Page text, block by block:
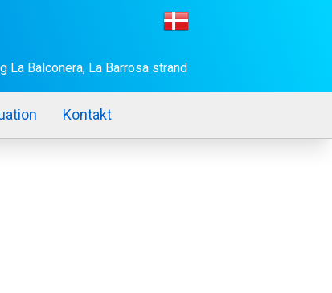
La Balconera, La Barrosa strand
Kontakt